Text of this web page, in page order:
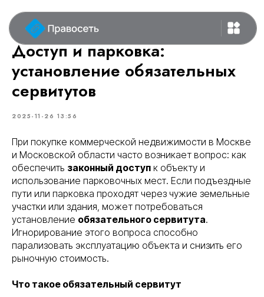
Доступ и парковка:
установление обязательных
сервитутов
2025-11-26 13:56
При покупке коммерческой недвижимости в Москве
и Московской области часто возникает вопрос: как
обеспечить законный доступ к объекту и
использование парковочных мест. Если подъездные
пути или парковка проходят через чужие земельные
участки или здания, может потребоваться
установление обязательного сервитута.
Игнорирование этого вопроса способно
парализовать эксплуатацию объекта и снизить его
рыночную стоимость.
Что такое обязательный сервитут